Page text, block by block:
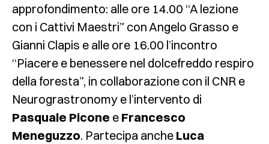
approfondimento: alle ore 14.00 “A lezione
con i Cattivi Maestri” con Angelo Grasso e
Gianni Clapis e alle ore 16.00 l’incontro
“Piacere e benessere nel dolcefreddo respiro
della foresta”, in collaborazione con il CNR e
Neurograstronomy e l’intervento di
Pasquale Picone e Francesco
Meneguzzo. Partecipa anche Luca